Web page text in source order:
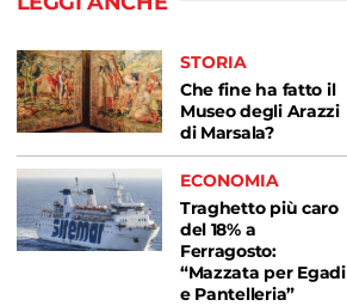
STORIA
Che fine ha fatto il
Museo degli Arazzi
di Marsala?
ECONOMIA
Traghetto più caro
del 18% a
Ferragosto:
“Mazzata per Egadi
e Pantelleria”